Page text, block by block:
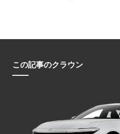
この記事のクラウン